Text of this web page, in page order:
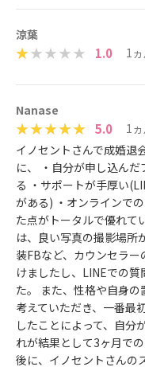
涼葉
1.0 1
Nanase
5.0
1
イノセントさんで成婚退
に、 ・自分が申し込ん
る ・サポートが手厚い
がある) ・オンラインで
た点がトータルで優れて
は、良い写真の撮影場所
装FBなど、カウンセラ
けましたし、LINEでの
た。 また、性格や自身
考えていただき、一番最
したことによって、自分
れが結果として3ヶ月で
後に、イノセントさんの